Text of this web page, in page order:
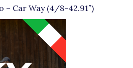
– Car Way (4/8-42.91″)